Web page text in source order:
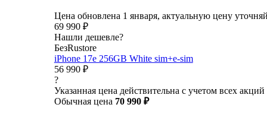
Цена обновлена 1 января, актуальную цену
69 990 ₽
Нашли дешевле?
БезRustore
iPhone 17e 256GB White sim+e-sim
56 990 ₽
?
Указанная цена действительна с учетом всех акций
Обычная цена 70 990 ₽